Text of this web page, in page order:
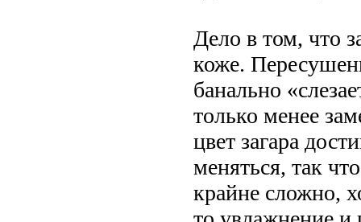
Дело в том, что
коже.
банально
только менее
цвет загара
меняться, так
крайне сложно,